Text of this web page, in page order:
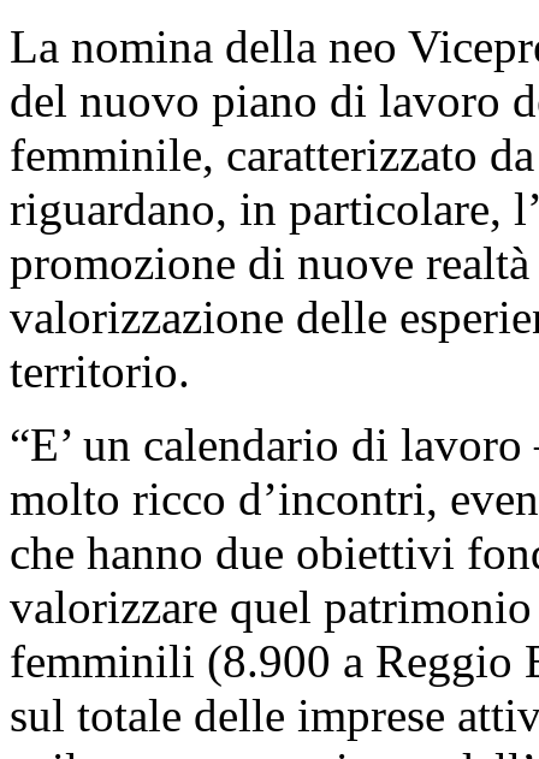
La nomina della neo
del nuovo piano di lavoro
femminile, caratterizzato
riguardano, in particolare,
promozione di nuove
valorizzazione delle
territorio.
“E’ un calendario di
molto ricco d’incontri,
che hanno due obiettivi
valorizzare quel
femminili (8.900 a Reggio
sul totale delle imprese